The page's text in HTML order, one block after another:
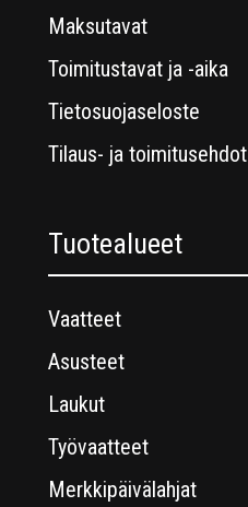
Maksutavat
Toimitustavat ja -aika
Tietosuojaseloste
Tilaus- ja toimitusehdot
Tuotealueet
Vaatteet
Asusteet
Laukut
Työvaatteet
Merkkipäivälahjat